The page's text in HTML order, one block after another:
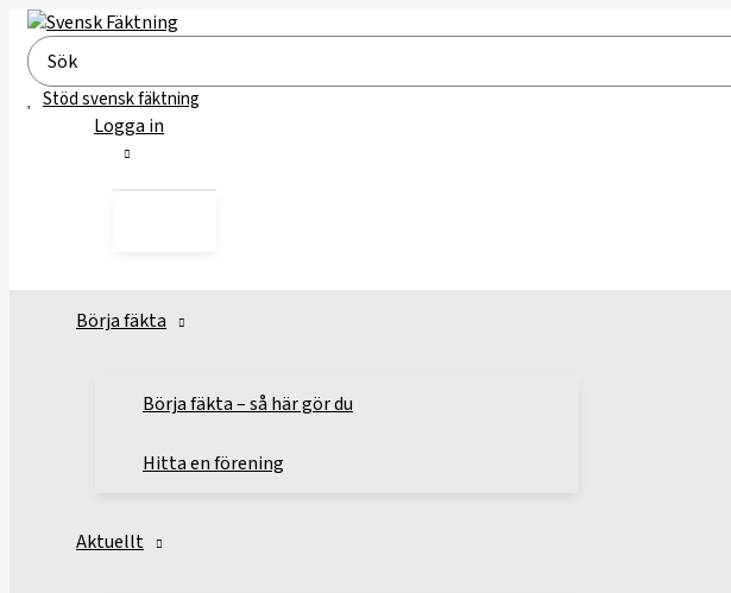
Hoppa
till
innehåll
Search
for:
Stöd svensk fäktning
Logga in
Börja fäkta
Börja fäkta – så här gör du
Hitta en förening
Aktuellt